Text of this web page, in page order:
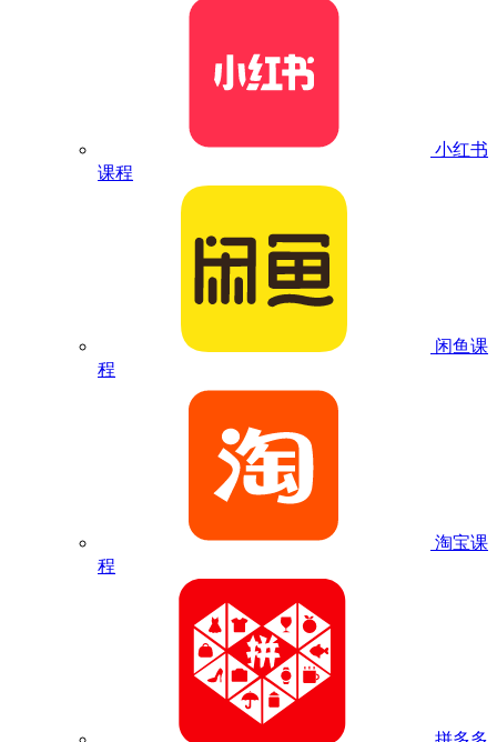
小红书
课程
闲鱼课
程
淘宝课
程